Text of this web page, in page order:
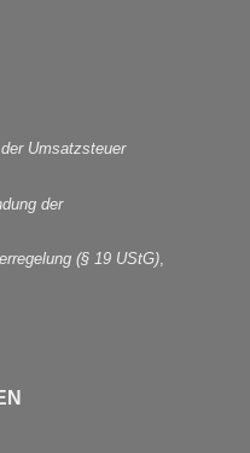
Umsatzsteuer
der
(§ 19 UStG),